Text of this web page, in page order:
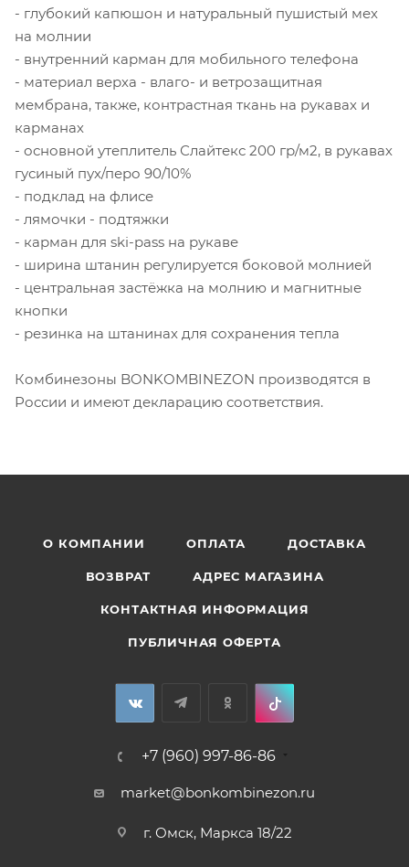
- глубокий капюшон и натуральный пушистый мех
на молнии
- внутренний карман для мобильного телефона
- материал верха - влаго- и ветрозащитная
мембрана, также, контрастная ткань на рукавах и
карманах
- основной утеплитель Слайтекс 200 гр/м2, в рукавах
гусиный пух/перо 90/10%
- подклад на флисе
- лямочки - подтяжки
- карман для ski-pass на рукаве
- ширина штанин регулируется боковой молнией
- центральная застёжка на молнию и магнитные
кнопки
- резинка на штанинах для сохранения тепла
Комбинезоны BONKOMBINEZON производятся в
России и имеют декларацию соответствия.
О КОМПАНИИ ОПЛАТА ДОСТАВКА
ВОЗВРАТ АДРЕС МАГАЗИНА
КОНТАКТНАЯ ИНФОРМАЦИЯ
ПУБЛИЧНАЯ ОФЕРТА
+7 (960) 997-86-86
market@bonkombinezon.ru
г. Омск, Маркса 18/22